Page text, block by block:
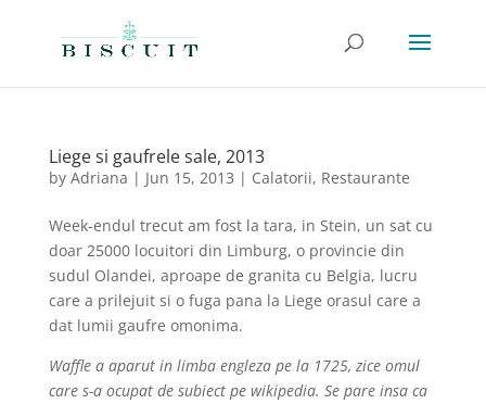
Liege si gaufrele sale, 2013
by Adriana | Jun 15, 2013 | Calatorii, Restaurante
Week-endul trecut am fost la tara, in Stein, un sat cu
doar 25000 locuitori din Limburg, o provincie din
sudul Olandei, aproape de granita cu Belgia, lucru
care a prilejuit si o fuga pana la Liege orasul care a
dat lumii gaufre omonima.
Waffle a aparut in limba engleza pe la 1725, zice omul
care s-a ocupat de subiect pe wikipedia. Se pare insa ca